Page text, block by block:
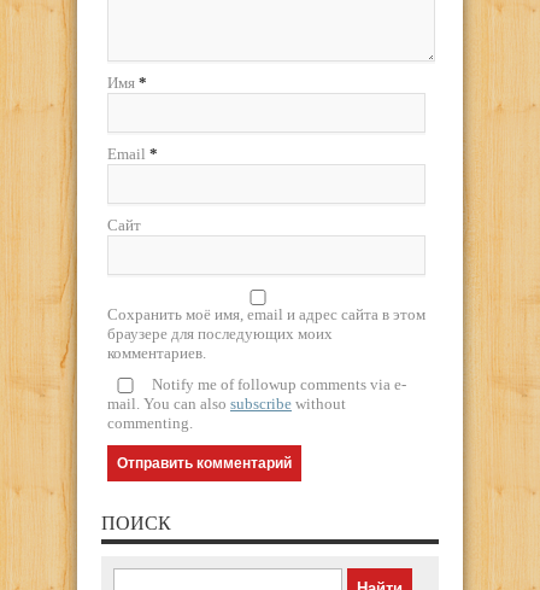
Имя *
Email *
Сайт
Сохранить моё имя, email и адрес сайта в этом
браузере для последующих моих
комментариев.
Notify me of followup comments via e-
mail. You can also subscribe without
commenting.
ПОИСК